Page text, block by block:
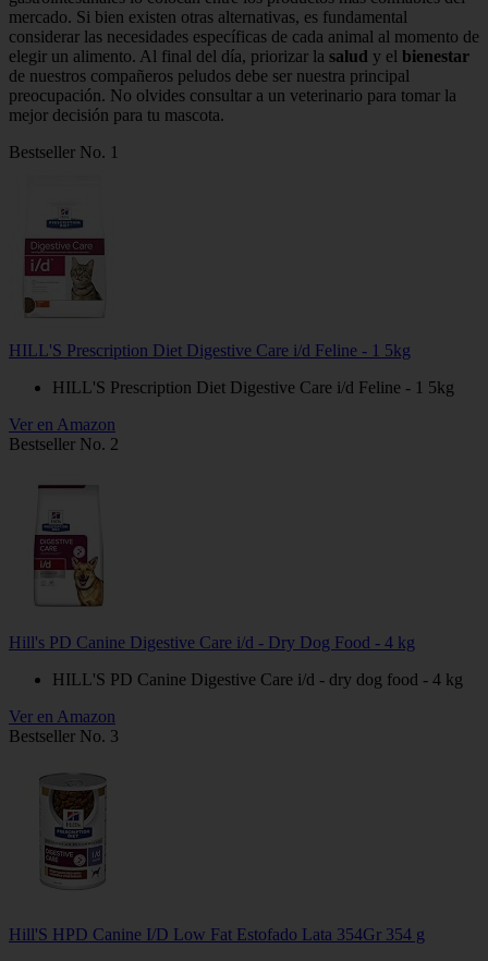
mercado. Si bien existen otras alternativas, es fundamental
considerar las necesidades específicas de cada animal al momento de
elegir un alimento. Al final del día, priorizar la salud y el bienestar
de nuestros compañeros peludos debe ser nuestra principal
preocupación. No olvides consultar a un veterinario para tomar la
mejor decisión para tu mascota.
Bestseller No. 1
HILL'S Prescription Diet Digestive Care i/d Feline - 1 5kg
HILL'S Prescription Diet Digestive Care i/d Feline - 1 5kg
Ver en Amazon
Bestseller No. 2
Hill's PD Canine Digestive Care i/d - Dry Dog Food - 4 kg
HILL'S PD Canine Digestive Care i/d - dry dog food - 4 kg
Ver en Amazon
Bestseller No. 3
Hill'S HPD Canine I/D Low Fat Estofado Lata 354Gr 354 g